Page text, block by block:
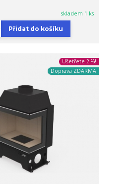
skladem 1 ks
Přidat do košíku
Ušetřete 2 %!
Doprava ZDARMA